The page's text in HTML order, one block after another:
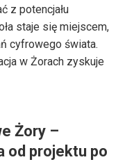
z potencjału
staje się miejscem,
cyfrowego świata.
w Żorach zyskuje
Żory –
od projektu po